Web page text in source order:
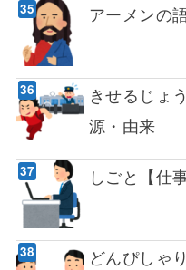
アーメンの
きせるじょ
源・由来
しごと【仕
どんぴしゃ